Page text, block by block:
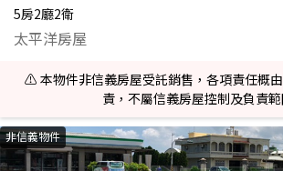
5房2廳2衛
太平洋房屋
⚠️ 本物件非信義房屋受託銷售，各項責任概
責，不屬信義房屋控制及負責範
非信義物件